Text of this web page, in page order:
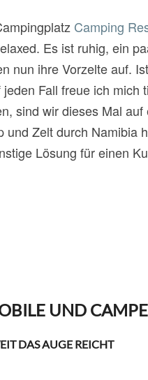
Camping
Es ist ruhig, ein
nun ihre Vorzelte auf.
Fall freue ich mich
sind wir dieses Mal
Zelt durch Namibia
Lösung für einen
UND
DAS AUGE REICHT